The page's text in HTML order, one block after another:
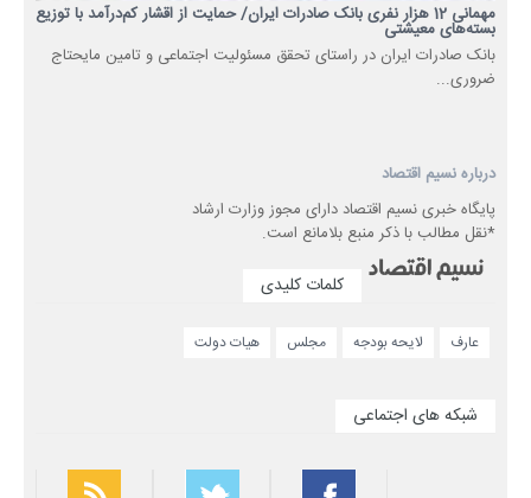
مهمانی 12 هزار نفری بانک صادرات ایران/ حمایت از اقشار کم‌درآمد با توزیع
بسته‌های معیشتی
​بانک صادرات ایران در راستای تحقق مسئولیت اجتماعی و تامین مایحتاج
ضروری...
درباره نسیم اقتصاد
پایگاه خبری نسیم اقتصاد دارای مجوز وزارت ارشاد
*نقل مطالب با ذکر منبع بلامانع است.
کلمات کلیدی
عارف لایحه بودجه مجلس هیات دولت
شبکه های اجتماعی